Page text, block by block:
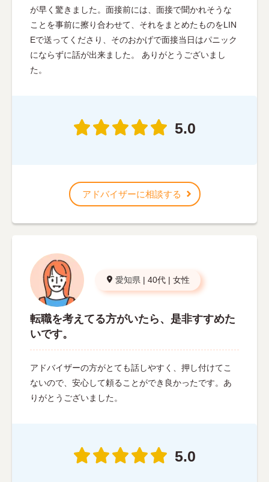
が早く驚きました。面接前には、面接で聞かれそうな
ことを事前に擦り合わせて、それをまとめたものをLIN
Eで送ってくださり、そのおかげで面接当日はパニック
にならずに話が出来ました。 ありがとうございまし
た。
5.0
アドバイザーに相談する
愛知県 | 40代 | 女性
転職を考えてる方がいたら、是非すすめた
いです。
アドバイザーの方がとても話しやすく、押し付けてこ
ないので、安心して頼ることができ良かったです。あ
りがとうございました。
5.0